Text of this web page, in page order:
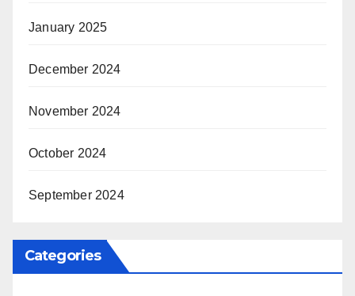
January 2025
December 2024
November 2024
October 2024
September 2024
Categories